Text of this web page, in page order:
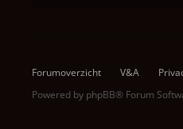
Forumoverzicht V&A
Powered by phpBB® Forum